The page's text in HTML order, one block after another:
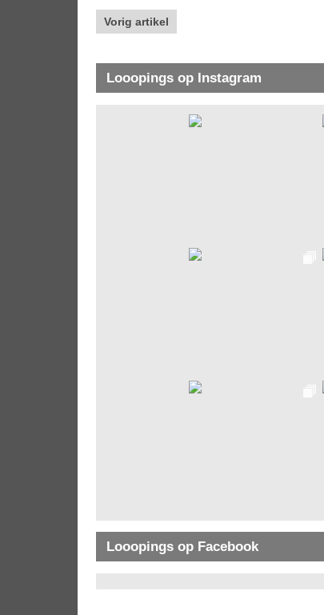
Vorig artikel
Looopings op Instagram
Looopings op Facebook